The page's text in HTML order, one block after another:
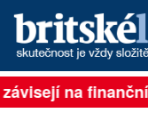
PŘIHLÁSIT
na